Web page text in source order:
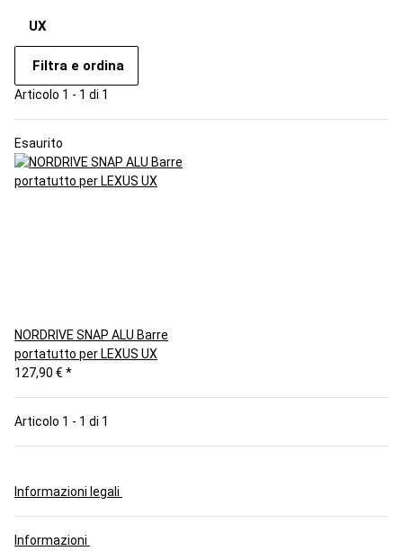
UX
Filtra e ordina
Articolo 1 - 1 di 1
Esaurito
NORDRIVE SNAP ALU Barre
portatutto per LEXUS UX
127,90 € *
Articolo 1 - 1 di 1
Informazioni legali
Informazioni